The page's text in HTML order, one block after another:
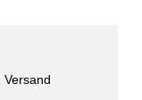
Versand